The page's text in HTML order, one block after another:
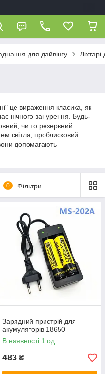
для дайвінгу Ліхтарі
це вираження класика, як
нічного занурення. Будь-
чи то резервний
світла, проблисковий
допомагають
0 Фільтри
Зарядний пристрій для
акумуляторів 18650
В наявності 1 од.
483 ₴